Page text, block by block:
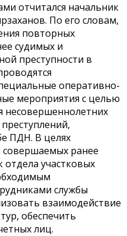
отчитался начальник
По его словам,
повторных
судимых и
преступности в
оперативно-
мероприятия с целью
несовершеннолетних
ПДН. В целях
совершаемых ранее
участковых
службы
взаимодействие
обеспечить
лиц.